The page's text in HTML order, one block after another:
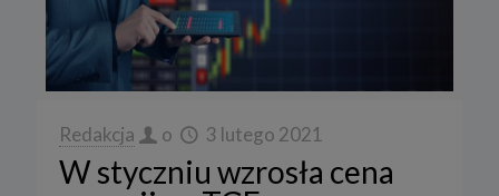
Redakcja o 3 lutego 2021
W styczniu wzrosła cena